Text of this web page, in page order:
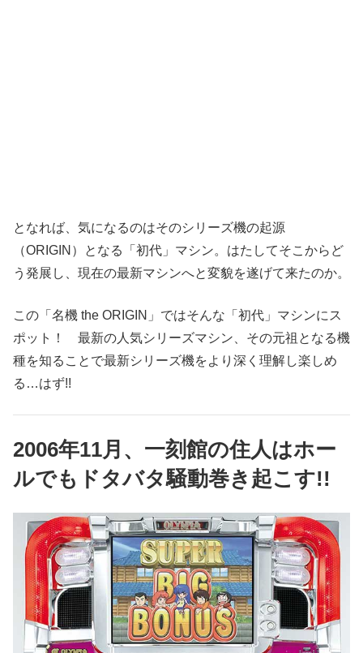
となれば、気になるのはそのシリーズ機の起源
（ORIGIN）となる「初代」マシン。はたしてそこからど
う発展し、現在の最新マシンへと変貌を遂げて来たのか。
この「名機 the ORIGIN」ではそんな「初代」マシンにス
ポット！ 最新の人気シリーズマシン、その元祖となる機
種を知ることで最新シリーズ機をより深く理解し楽しめ
る…はず!!
2006年11月、一刻館の住人はホー
ルでもドタバタ騒動巻き起こす!!